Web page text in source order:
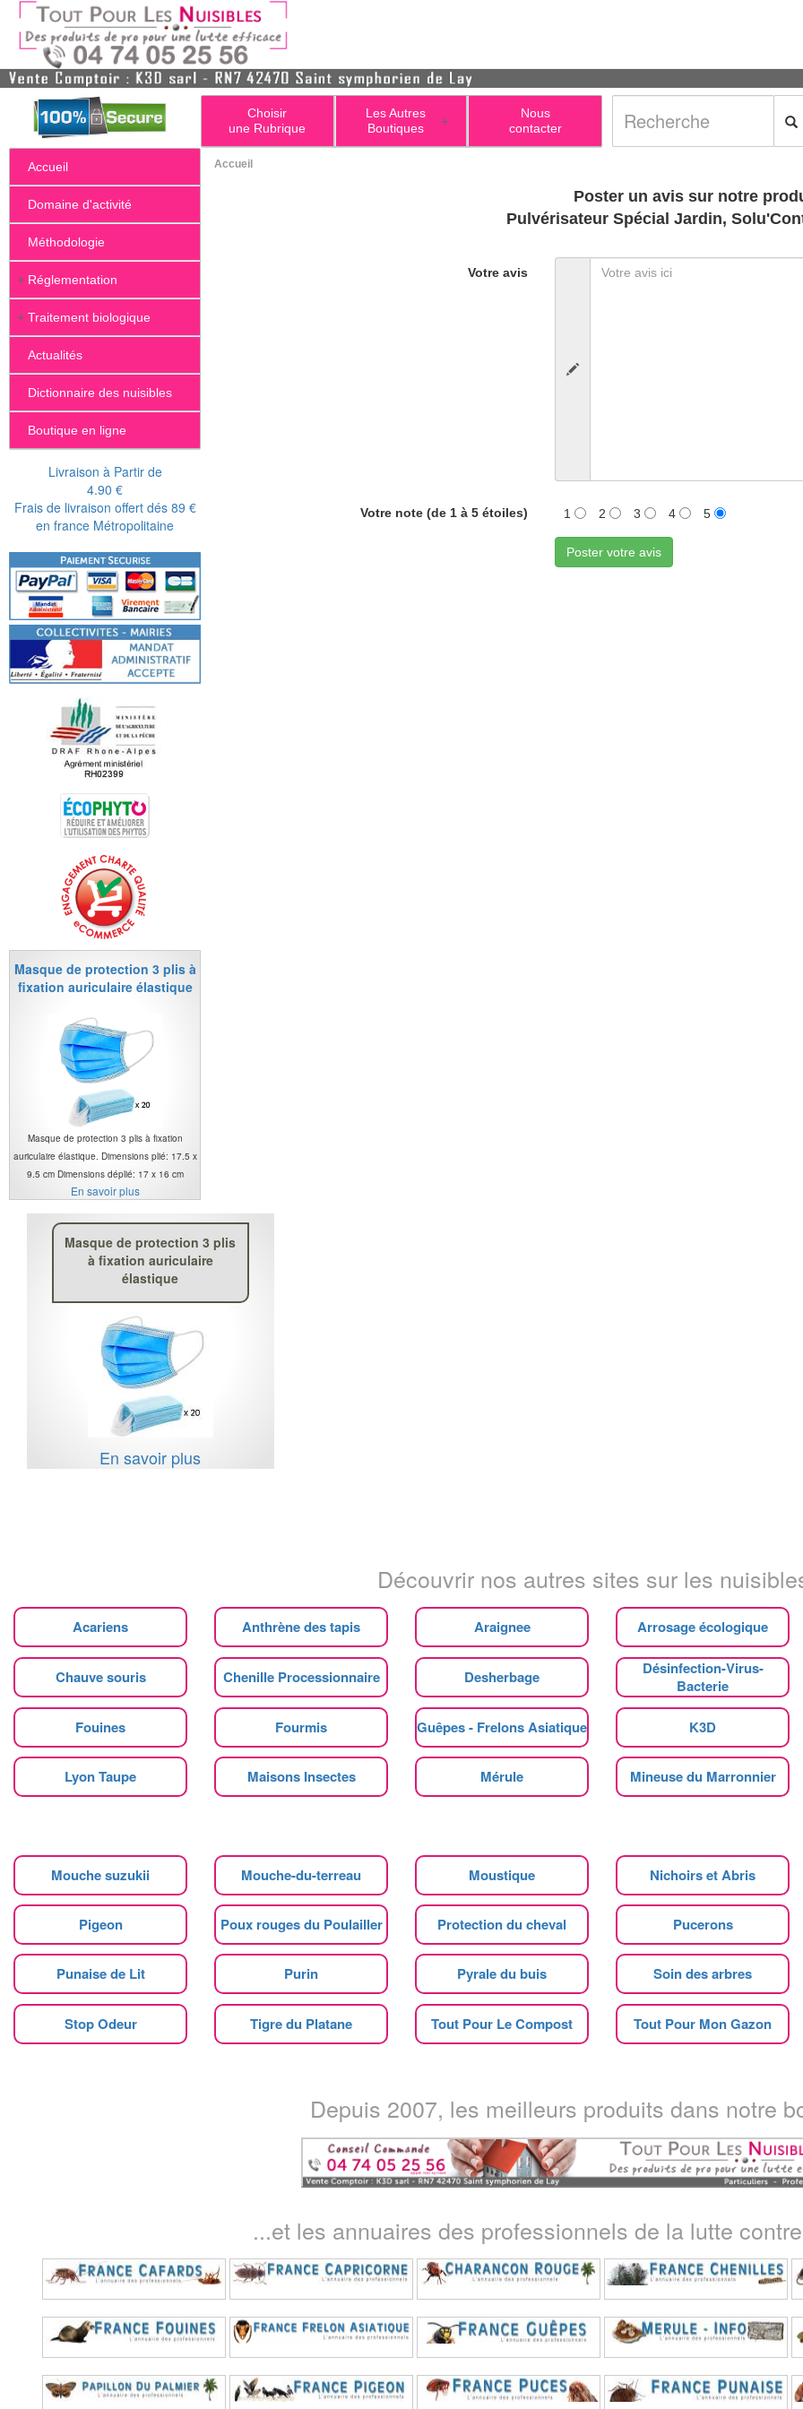
Choisir
une Rubrique
+
Les Autres
Boutiques
Nous
contacter
Accueil
Domaine d'activité
Méthodologie
+ Réglementation
+ Traitement biologique
Actualités
Dictionnaire des nuisibles
Boutique en ligne
Livraison à Partir de
4.90 €
Frais de livraison offert dés 89 €
en france Métropolitaine
Masque de protection 3 plis à
fixation auriculaire élastique
Masque de protection 3 plis à fixation
auriculaire élastique. Dimensions plié: 17.5 x
9.5 cm Dimensions déplié: 17 x 16 cm
En savoir plus
Accueil
Poster un avis sur notre
Pulvérisateur Spécial Jardin,
Votre avis
Votre note (de 1 à 5 étoiles) 1 2 3 4 5
Poster votre avis
Masque de protection 3 plis
à fixation auriculaire
élastique
En savoir plus
Découvrir nos autres sites sur les
Acariens Anthrène des tapis Araignee Arrosage écologique
Chauve souris Chenille Processionnaire Desherbage
Désinfection-Virus-
Bacterie
Fouines Fourmis Guêpes - Frelons Asiatique K3D
Lyon Taupe Maisons Insectes Mérule Mineuse du Marronnier
Mouche suzukii Mouche-du-terreau Moustique Nichoirs et Abris
Pigeon Poux rouges du Poulailler Protection du cheval Pucerons
Punaise de Lit Purin Pyrale du buis Soin des arbres
Stop Odeur Tigre du Platane Tout Pour Le Compost Tout Pour Mon Gazon
Depuis 2007, les meilleurs produits dans notre
...et les annuaires des professionnels de la lutte